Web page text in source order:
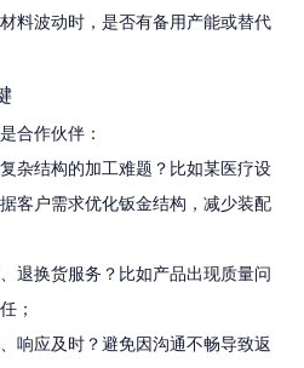
料波动时，是否有备用产能或替代
合作伙伴：
杂结构的加工难题？比如某医疗设
客户需求优化钣金结构，减少装配
退换货服务？比如产品出现质量问
；
响应及时？避免因沟通不畅导致返